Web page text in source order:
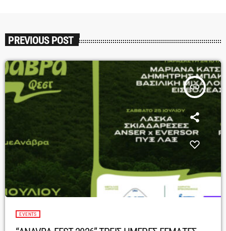
PREVIOUS POST
insert_link
EVENTS